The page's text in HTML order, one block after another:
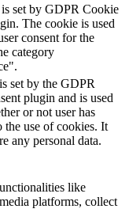
set by GDPR Cookie
The cookie is used
consent for the
category
set by the GDPR
plugin and is used
or not user has
the use of cookies. It
any personal data.
like
platforms, collect